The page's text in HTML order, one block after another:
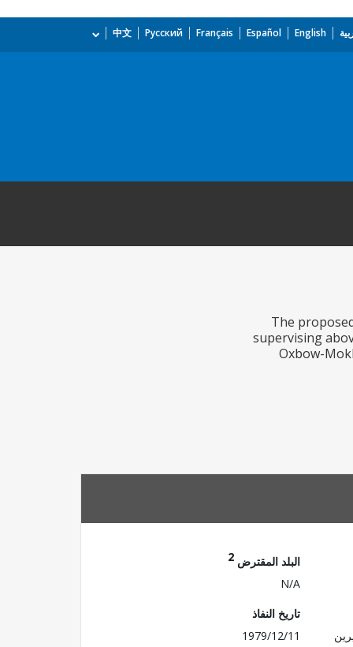
English
Español
Français
Русский
中文
The
supervising
Oxbow-
البلد المقترض 2
N/A
تاريخ النفاذ
1979/12/11